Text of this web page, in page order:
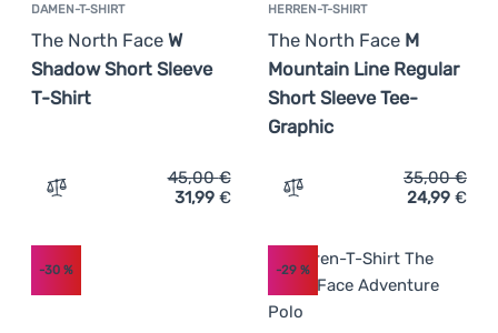
DAMEN-T-SHIRT
The North Face W
Shadow Short Sleeve
T-Shirt
Zum Vergleich 'Damen-T-Shirt The North Face W
45,00€
31,99 €
HERREN-T-SHIRT
The North Face M
Mountain Line Regular
Short Sleeve Tee-
Graphic
Zum Vergleich 'Herren-T-
35,00€
24,99 €
-30 % -29%